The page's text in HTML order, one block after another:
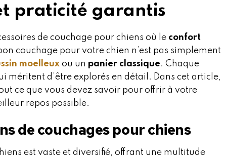
praticité garantis
de couchage pour chiens où le confort
couchage pour votre chien n’est pas simplement
moelleux ou un panier classique. Chaque
méritent d’être explorés en détail. Dans cet article,
ce que vous devez savoir pour offrir à votre
repos possible.
de couchages pour chiens
est vaste et diversifié, offrant une multitude